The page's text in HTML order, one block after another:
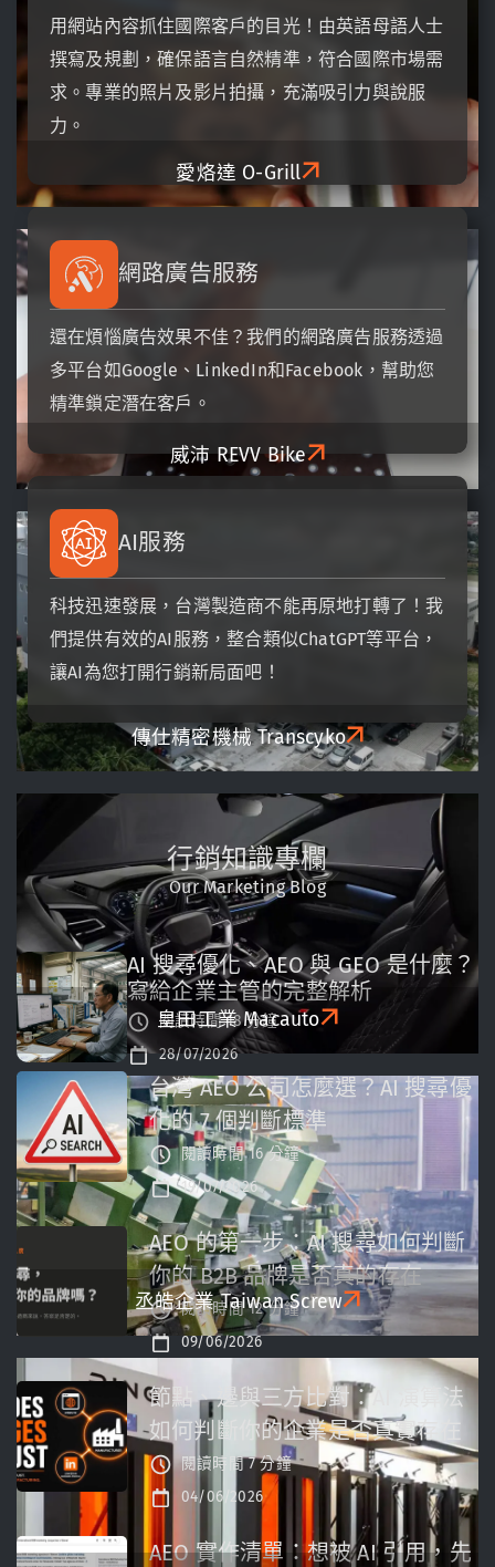
愛烙達 O-Grill
威沛REVV Bike
傳仕精密機械Transcyko
皇田工業Macauto
丞皓企業Taiwan Screw
用網站內容抓住國際客戶的目光！由英語母語人士
撰寫及規劃，確保語言自然精準，符合國際市場需
求。專業的照片及影片拍攝，充滿吸引力與說服
力。
網路廣告服務
還在煩惱廣告效果不佳？我們的網路廣告服務透過
多平台如Google、LinkedIn和Facebook，幫助您
精準鎖定潛在客戶。
AI服務
科技迅速發展，台灣製造商不能再原地打轉了！我
們提供有效的AI服務，整合類似ChatGPT等平台，
讓AI為您打開行銷新局面吧！
行銷知識專欄
Our Marketing Blog
AI 搜尋優化、AEO 與 GEO 是什麼？
寫給企業主管的完整解析
閱讀時間 18 分鐘
28/07/2026
台灣 AEO 公司怎麼選？AI 搜尋優
化的 7 個判斷標準
閱讀時間 16 分鐘
19/07/2026
AEO 的第一步：AI 搜尋如何判斷
你的 B2B 品牌是否真的存在
閱讀時間 12 分鐘
09/06/2026
節點、邊與三方比對：AI 演算法
如何判斷你的企業是否真實存在
閱讀時間 7 分鐘
04/06/2026
AEO 實作清單：想被 AI 引用，先